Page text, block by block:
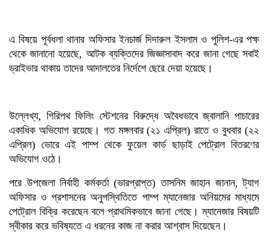
এ বিষয়ে পূর্বধলা থানার অফিসার ইনচার্জ দিদারুল ইসলাম ও পুলিশ-এর পক্ষ
থেকে জানানো হয়েছে, আটক ব্যক্তিদের জিজ্ঞাসাবাদ করে জানা গেছে সবাই
ড্রাইভার থাকায় তাদের আদালতের নির্দেশে ছেরে দেয়া হয়েছে।
উল্লেখ্য, গিরিপথ ফিলিং স্টেশনের বিরুদ্ধে অবৈধভাবে জ্বালানি পাচারের
একাধিক অভিযোগ রয়েছে। গত মঙ্গলবার (২১ এপ্রিল) রাতে ও বুধবার (২২
এপ্রিল) ভোরে এই পাম্প থেকে ফুয়েল কার্ড ছাড়াই পেট্রোল বিতরণের
অভিযোগ ওঠে।
পরে উপজেলা নির্বাহী কর্মকর্তা (ভারপ্রাপ্ত) তাসনিম জাহান জানান, ট্যাগ
অফিসার ও প্রশাসনের অনুপস্থিতিতে পাম্প ম্যানেজার অনিয়মের মাধ্যমে
পেট্রোল বিক্রি করেছেন বলে প্রাথমিকভাবে জানা গেছে। ম্যানেজার বিষয়টি
স্বীকার করে ভবিষ্যতে এ ধরনের কাজ না করার আশ্বাস দিয়েছেন।